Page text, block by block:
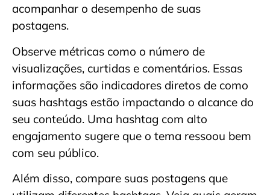
acompanhar o desempenho de suas
postagens.
Observe métricas como o número de
visualizações, curtidas e comentários. Essas
informações são indicadores diretos de como
suas hashtags estão impactando o alcance do
seu conteúdo. Uma hashtag com alto
engajamento sugere que o tema ressoou bem
com seu público.
Além disso, compare suas postagens que